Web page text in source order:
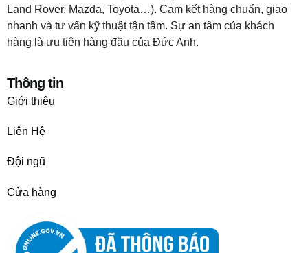
Land Rover, Mazda, Toyota…). Cam kết hàng chuẩn, giao
nhanh và tư vấn kỹ thuật tận tâm. Sự an tâm của khách
hàng là ưu tiên hàng đầu của Đức Anh.
Thông tin
Giới thiệu
Liên Hệ
Đội ngũ
Cửa hàng